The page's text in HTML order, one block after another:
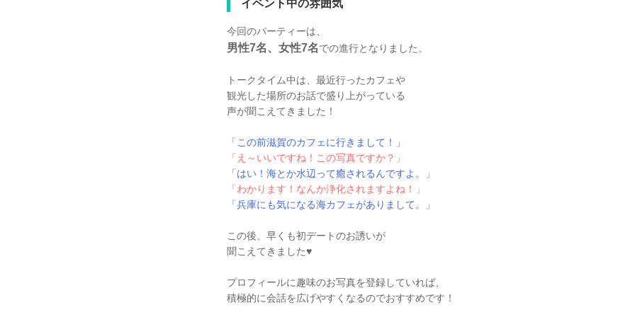
イベント中の雰囲気
今回のパーティーは、
男性7名、女性7名での進行となりました。
トークタイム中は、最近行ったカフェや
観光した場所のお話で盛り上がっている
声が聞こえてきました！
「この前滋賀のカフェに行きまして！」
「え～いいですね！この写真ですか？」
「はい！海とか水辺って癒されるんですよ。」
「わかります！なんか浄化されますよね！」
「兵庫にも気になる海カフェがありまして。」
この後、早くも初デートのお誘いが
聞こえてきました♥
プロフィールに趣味のお写真を登録していれば、
積極的に会話を広げやすくなるのでおすすめです！